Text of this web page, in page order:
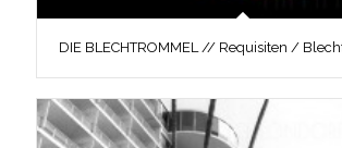
DIE BLECHTROMMEL // Requisiten /